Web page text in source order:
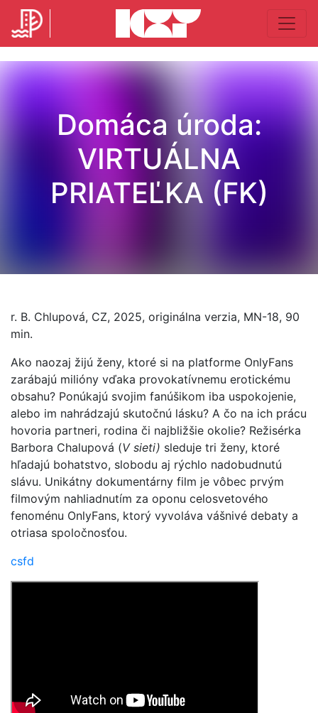
Domáca úroda:
VIRTUÁLNA
PRIATEĽKA (FK)
r. B. Chlupová, CZ, 2025, originálna verzia, MN-18, 90
min.
Ako naozaj žijú ženy, ktoré si na platforme OnlyFans
zarábajú milióny vďaka provokatívnemu erotickému
obsahu? Ponúkajú svojim fanúšikom iba uspokojenie,
alebo im nahrádzajú skutočnú lásku? A čo na ich prácu
hovoria partneri, rodina či najbližšie okolie? Režisérka
Barbora Chalupová (V sieti) sleduje tri ženy, ktoré
hľadajú bohatstvo, slobodu aj rýchlo nadobudnutú
slávu. Unikátny dokumentárny film je vôbec prvým
filmovým nahliadnutím za oponu celosvetového
fenoménu OnlyFans, ktorý vyvoláva vášnivé debaty a
otriasa spoločnosťou.
csfd